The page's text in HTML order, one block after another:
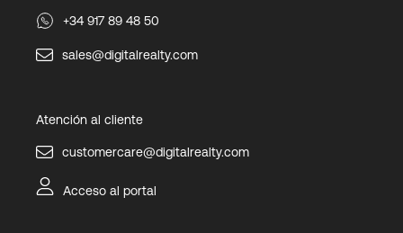
+34 917 89 48 50
sales@digitalrealty.com
Atención al cliente
customercare@digitalrealty.com
Acceso al portal